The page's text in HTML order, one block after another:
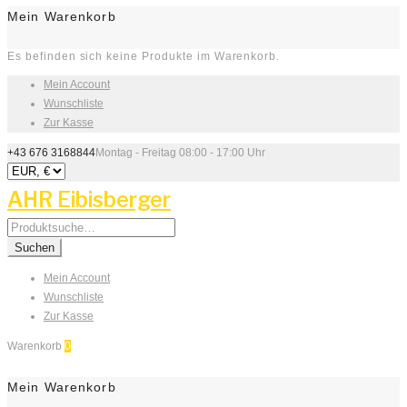
Mein Warenkorb
Es befinden sich keine Produkte im Warenkorb.
Mein Account
Wunschliste
Zur Kasse
+43 676 3168844Montag - Freitag 08:00 - 17:00 Uhr
AHR Eibisberger
Search
for:
Suchen
Mein Account
Wunschliste
Zur Kasse
Warenkorb 0
Mein Warenkorb